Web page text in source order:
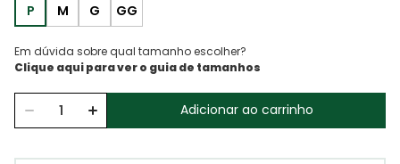
P M G GG
Em dúvida sobre qual tamanho escolher?
Adicionar ao carrinho